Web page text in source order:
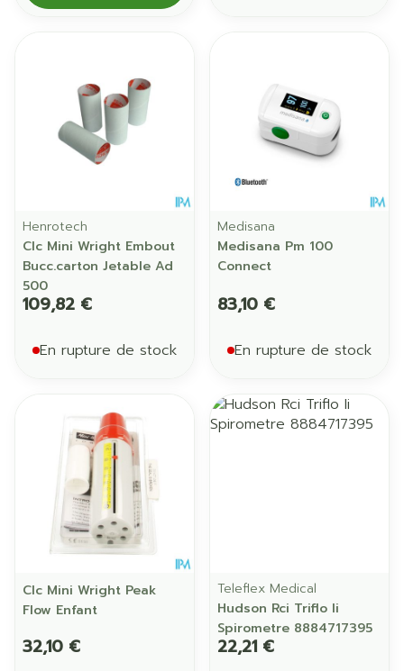
Henrotech
Clc Mini Wright Embout
Bucc.carton Jetable Ad
500
109,82 €
En rupture de stock
Medisana
Medisana Pm 100
Connect
83,10 €
En rupture de stock
Clc Mini Wright Peak
Flow Enfant
32,10 €
Teleflex Medical
Hudson Rci Triflo Ii
Spirometre 8884717395
22,21 €